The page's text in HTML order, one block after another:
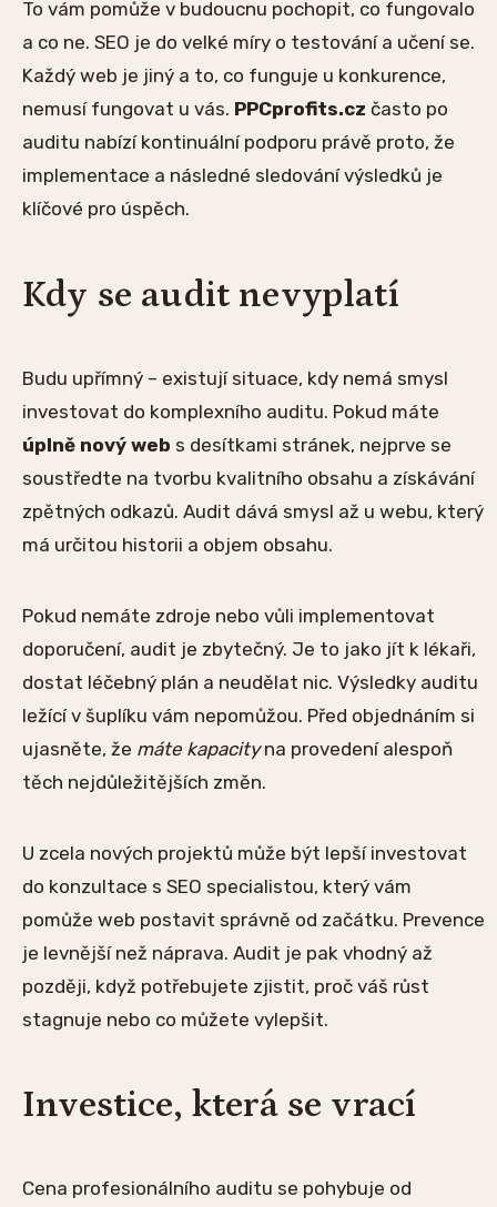
To vám pomůže v budoucnu pochopit, co fungovalo
a co ne. SEO je do velké míry o testování a učení se.
Každý web je jiný a to, co funguje u konkurence,
nemusí fungovat u vás. PPCprofits.cz často po
auditu nabízí kontinuální podporu právě proto, že
implementace a následné sledování výsledků je
klíčové pro úspěch.
Kdy se audit nevyplatí
Budu upřímný – existují situace, kdy nemá smysl
investovat do komplexního auditu. Pokud máte
úplně nový web s desítkami stránek, nejprve se
soustředte na tvorbu kvalitního obsahu a získávání
zpětných odkazů. Audit dává smysl až u webu, který
má určitou historii a objem obsahu.
Pokud nemáte zdroje nebo vůli implementovat
doporučení, audit je zbytečný. Je to jako jít k lékaři,
dostat léčebný plán a neudělat nic. Výsledky auditu
ležící v šuplíku vám nepomůžou. Před objednáním si
ujasněte, že máte kapacityna provedení alespoň
těch nejdůležitějších změn.
U zcela nových projektů může být lepší investovat
do konzultace s SEO specialistou, který vám
pomůže web postavit správně od začátku. Prevence
je levnější než náprava. Audit je pak vhodný až
později, když potřebujete zjistit, proč váš růst
stagnuje nebo co můžete vylepšit.
Investice, která se vrací
Cena profesionálního auditu se pohybuje od